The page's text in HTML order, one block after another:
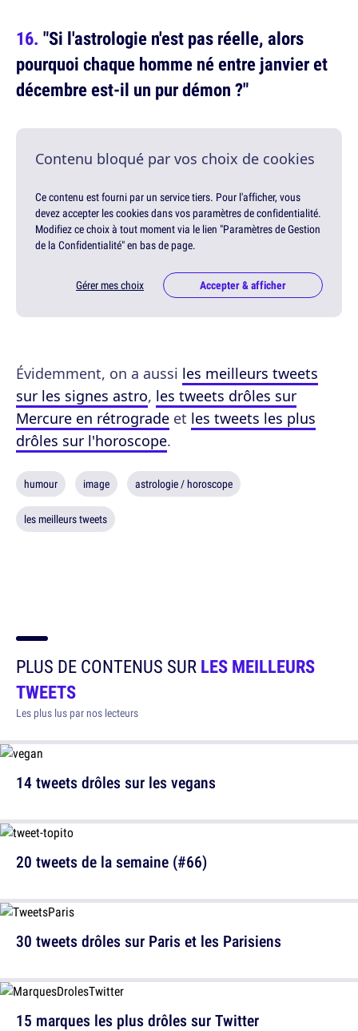
"Si l'astrologie n'est pas réelle, alors
pourquoi chaque homme né entre janvier et
décembre est-il un pur démon ?"
Contenu bloqué par vos choix de cookies
Ce contenu est fourni par un service tiers. Pour l'afficher, vous
devez accepter les cookies dans vos paramètres de confidentialité.
Modifiez ce choix à tout moment via le lien "Paramètres de Gestion
de la Confidentialité" en bas de page.
Gérer mes choix Accepter & afficher
Évidemment, on a aussi les meilleurs tweets
sur les signes astro, les tweets drôles sur
Mercure en rétrograde et les tweets les plus
drôles sur l'horoscope.
humour image astrologie / horoscope
les meilleurs tweets
PLUS DE CONTENUS SURLES MEILLEURS
TWEETS
Les plus lus par nos lecteurs
14 tweets drôles sur les vegans
30 tweets drôles sur Paris et les Parisiens
20 tweets de la semaine (#66)
15 marques les plus drôles sur Twitter